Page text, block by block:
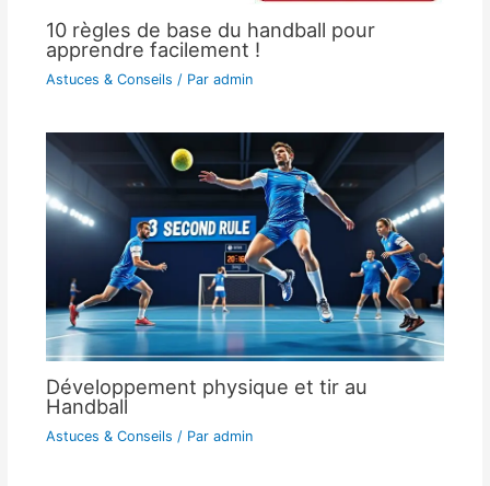
10 règles de base du handball pour
apprendre facilement !
Astuces & Conseils / Par admin
Développement physique et tir au
Handball
Astuces & Conseils / Par admin